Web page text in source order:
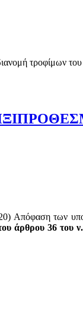
τροφίμων του
των
άρθρου 36 του